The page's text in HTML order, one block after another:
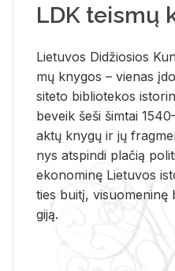
LDK teismų
Lie­tu­vos Di­džio­sios
mų kny­gos – vie­nas
si­te­to bi­b­lio­te­kos
be­veik šeši šim­tai
aktų kny­gų ir jų
nys at­spin­di pla­čią
eko­no­mi­nę Lie­tu­vos
ties bui­tį,
gi­ją.